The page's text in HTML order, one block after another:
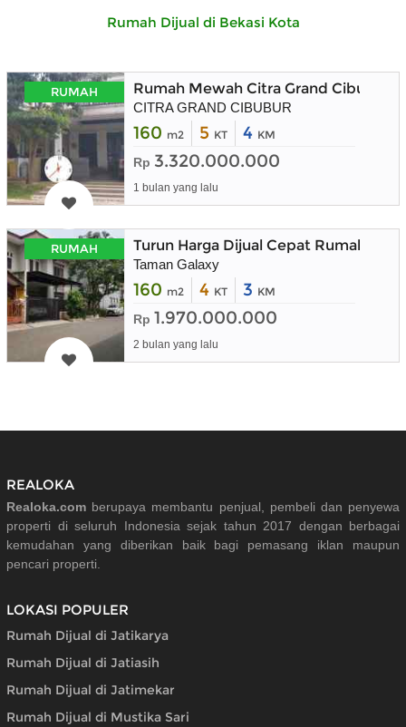
Rumah Dijual di Bekasi Kota
RUMAH Rumah Mewah Citra Grand Cibubur
CITRA GRAND CIBUBUR
160 m2 5 KT 4 KM
Rp 3.320.000.000
1 bulan yang lalu
RUMAH Turun Harga Dijual Cepat Rumah 2
Taman Galaxy
160 m2 4 KT 3 KM
Rp 1.970.000.000
2 bulan yang lalu
REALOKA
Realoka.com berupaya membantu penjual, pembeli dan penyewa
properti di seluruh Indonesia sejak tahun 2017 dengan berbagai
kemudahan yang diberikan baik bagi pemasang iklan maupun
pencari properti.
LOKASI POPULER
Rumah Dijual di Jatikarya
Rumah Dijual di Jatiasih
Rumah Dijual di Jatimekar
Rumah Dijual di Mustika Sari